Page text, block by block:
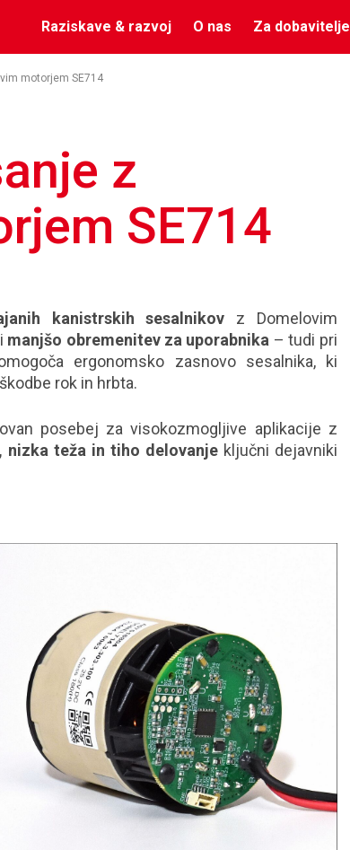
Raziskave & razvoj O nas Za dobavitelje
motorjem SE714
z
SE714
kanistrskih sesalnikov z Domelovim
manjšo obremenitev za uporabnika – tudi pri
ergonomsko zasnovo sesalnika, ki
rok in hrbta.
posebej za visokozmogljive aplikacije z
nizka teža in tiho delovanje ključni dejavniki